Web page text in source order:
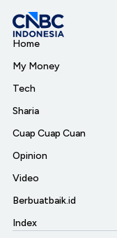
Home
My Money
Tech
Sharia
Cuap Cuap Cuan
Opinion
Video
Berbuatbaik.id
Index